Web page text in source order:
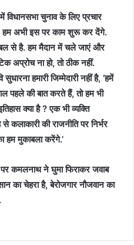
चुनाव के लिए प्रचार
हम अभी इस पर काम शुरू कर देंगे.
से है. हम मैदान में चले जाएं और
अप्रोच ना हो, तो ठीक नहीं.
हमारी जिम्मेदारी नहीं है, ’हमें
पहले की बात करते हैं, तो हम भी
क्या है ? एक भी व्यक्ति
कलाकारी की राजनीति पर निर्भर
हम मुकाबला करेंगे.’
कमलनाथ ने घुमा फिराकर जवाब
का चेहरा है, बेरोजगार नौजवान का